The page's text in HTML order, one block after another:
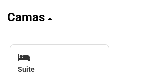
Camas
Suite